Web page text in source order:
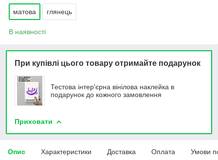
матова глянець
В наявності
При купівлі цього товару отримайте подарунок
Тестова інтер'єрна вінілова наклейка в
подарунок до кожного замовлення
Приховати
Опис Характеристики Доставка Оплата Умови